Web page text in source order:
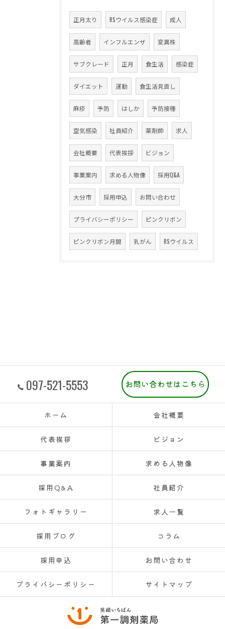
正月太り RSウイルス感染症 成人
高齢者 インフルエンザ 変異株
サブクレード 正月 食生活 感染症
ダイエット 運動 食生活見直し
麻疹 予防 はしか 予防接種
空気感染 社員紹介 薬剤師 求人
会社概要 代表挨拶 ビジョン
事業案内 求める人物像 採用Q&A
大分市 採用申込 お問い合わせ
プライバシーポリシー ピンクリボン
ピンクリボン月間 乳がん RSウイルス
097-521-5553 お問い合わせはこちら
ホーム 会社概要
代表挨拶 ビジョン
事業案内 求める人物像
採用Q&A 社員紹介
フォトギャラリー 求人一覧
採用ブログ コラム
採用申込 お問い合わせ
プライバシーポリシー サイトマップ